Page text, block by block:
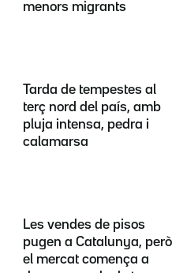
menors migrants
Tarda de tempestes al
terç nord del país, amb
pluja intensa, pedra i
calamarsa
Les vendes de pisos
pugen a Catalunya, però
el mercat comença a